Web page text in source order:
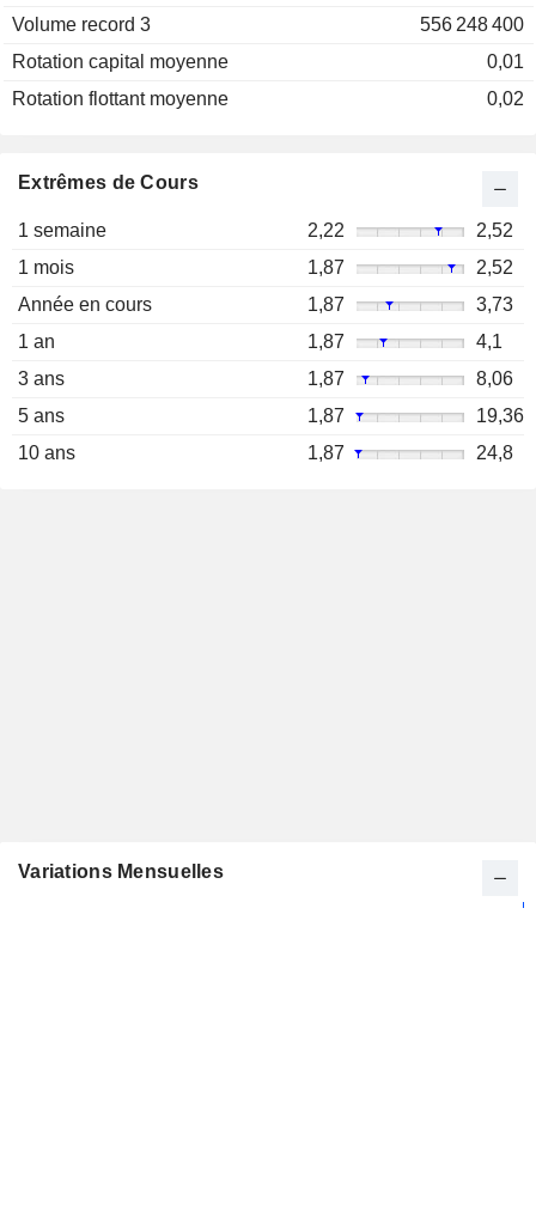
Volume record 3
556 248 400
Rotation capital moyenne
0,01
Rotation flottant moyenne
0,02
Extrêmes de Cours
1 semaine 2,22
2,52
1 mois
1,87
2,52
Année en cours
1,87
3,73
1 an
1,87
4,1
3 ans
1,87
8,06
5 ans
1,87
19,36
10 ans
1,87 24,8
Variations Mensuelles